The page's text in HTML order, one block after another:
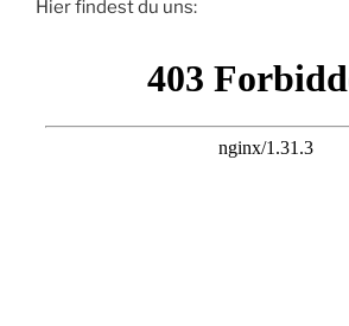
Hier findest du uns: